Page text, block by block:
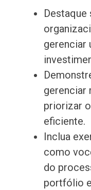
Destaque
gerenciar
gerenciar
priorizar
eficiente.
Inclua
como
do
portfólio